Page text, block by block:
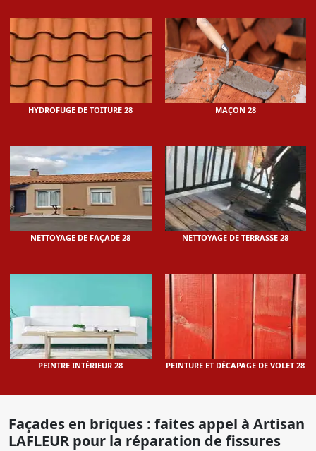
HYDROFUGE DE TOITURE 28 MAÇON 28
NETTOYAGE DE FAÇADE 28 NETTOYAGE DE TERRASSE 28
PEINTRE INTÉRIEUR 28 PEINTURE ET DÉCAPAGE DE VOLET 28
Façades en briques : faites appel à Artisan
LAFLEUR pour la réparation de fissures